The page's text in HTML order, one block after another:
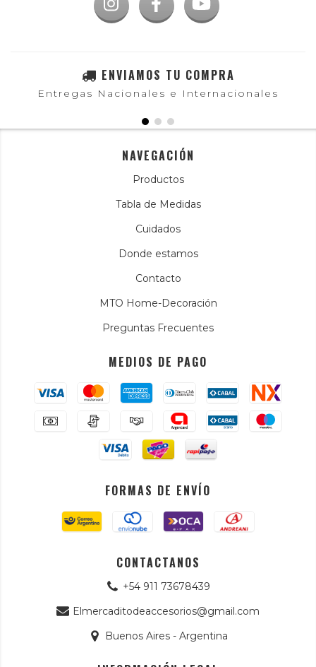
ENVIAMOS TU COMPRA
Entregas Nacionales e Internacionales
NAVEGACIÓN
Productos
Tabla de Medidas
Cuidados
Donde estamos
Contacto
MTO Home-Decoración
Preguntas Frecuentes
MEDIOS DE PAGO
FORMAS DE ENVÍO
CONTACTANOS
+54 911 73678439
Elmercaditodeaccesorios@gmail.com
Buenos Aires - Argentina